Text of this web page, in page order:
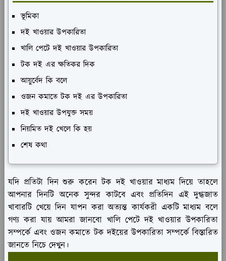
ভূমিকা
দই খাওয়ার উপকারিতা
খালি পেটে দই খাওয়ার উপকারিতা
টক দই এর ক্ষতিকর দিক
আয়ুর্বেদ কি বলে
ওজন কমাতে টক দই এর উপকারিতা
দই খাওয়ার উপযুক্ত সময়
নিয়মিত দই খেলে কি হয়
শেষ কথা
যদি প্রতিটা দিন শুরু করেন টক দই খাওয়ার মাধ্যম দিয়ে তাহলে
আপনার দিনটি অনেক সুন্দর কাটবে এবং প্রতিদিন এই দুগ্ধজাত
খাবারটি খেয়ে দিন যাপন করা অত্যন্ত কার্যকরী একটি মাধ্যম বলে
গণ্য করা যায় আমরা জানবো খালি পেটে দই খাওয়ার উপকারিতা
সম্পর্কে এবং ওজন কমাতে টক দইয়ের উপকারিতা সম্পর্কে বিস্তারিত
জানতে নিচে দেখুন।